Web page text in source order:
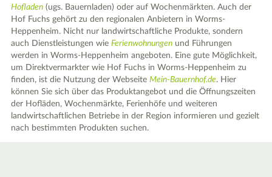
Hofladen (ugs. Bauernladen) oder auf Wochenmärkten. Auch der
Hof Fuchs gehört zu den regionalen Anbietern in Worms-
Heppenheim. Nicht nur landwirtschaftliche Produkte, sondern
auch Dienstleistungen wieFerienwohnungen und Führungen
werden in Worms-Heppenheim angeboten. Eine gute Möglichkeit,
um Direktvermarkter wie Hof Fuchs in Worms-Heppenheim zu
finden, ist die Nutzung der WebseiteMein-Bauernhof.de. Hier
können Sie sich über das Produktangebot und die Öffnungszeiten
der Hofläden, Wochenmärkte, Ferienhöfe und weiteren
landwirtschaftlichen Betriebe in der Region informieren und gezielt
nach bestimmten Produkten suchen.